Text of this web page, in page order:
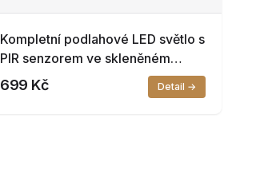
Kompletní podlahové LED světlo s
PIR senzorem ve skleněném
rámečku ROON R-Socket-FL-PIR-
699 Kč Detail →